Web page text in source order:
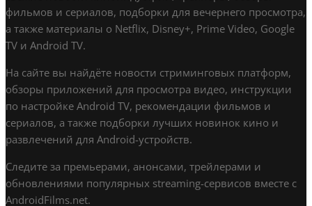
фильмов и сериалов, подборки для вечернего просмотра,
а также материалы о Netflix, Disney+, Prime Video, Google
TV и Android TV.
На сайте вы найдёте новости стриминговых платформ,
обзоры приложений для просмотра видео, инструкции
по настройке Android TV, рекомендации фильмов и
сериалов, а также подборки лучших новинок кино и
развлечений для Android-устройств.
Следите за премьерами, анонсами, трейлерами и
обновлениями популярных streaming-сервисов вместе с
AndroidFilms.net.